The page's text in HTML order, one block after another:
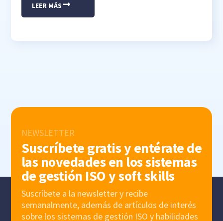
LEER MÁS
NEWSLETTER
Suscríbete gratis y entérate de
las novedades en los sistemas
de gestión ISO y soft skills
Suscríbete a la newsletter y recibe
semanalmente, además de artículos de interés
sobre los sistemas de gestión ISO y habilidades